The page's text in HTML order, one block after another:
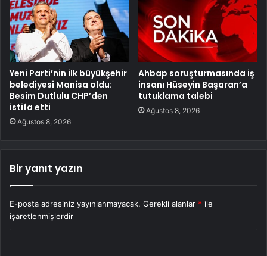
Yeni Parti’nin ilk büyükşehir
belediyesi Manisa oldu:
Besim Dutlulu CHP’den
istifa etti
Ağustos 8, 2026
Ahbap soruşturmasında iş
insanı Hüseyin Başaran’a
tutuklama talebi
Ağustos 8, 2026
Bir yanıt yazın
E-posta adresiniz yayınlanmayacak. Gerekli alanlar * ile
işaretlenmişlerdir